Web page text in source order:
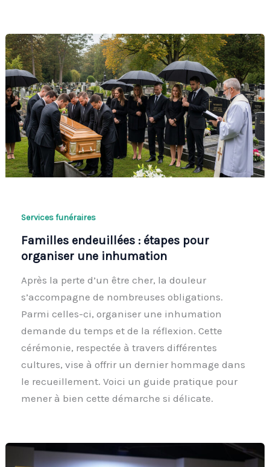
Services funéraires
Familles endeuillées : étapes pour
organiser une inhumation
Après la perte d’un être cher, la douleur
s’accompagne de nombreuses obligations.
Parmi celles-ci, organiser une inhumation
demande du temps et de la réflexion. Cette
cérémonie, respectée à travers différentes
cultures, vise à offrir un dernier hommage dans
le recueillement. Voici un guide pratique pour
mener à bien cette démarche si délicate.